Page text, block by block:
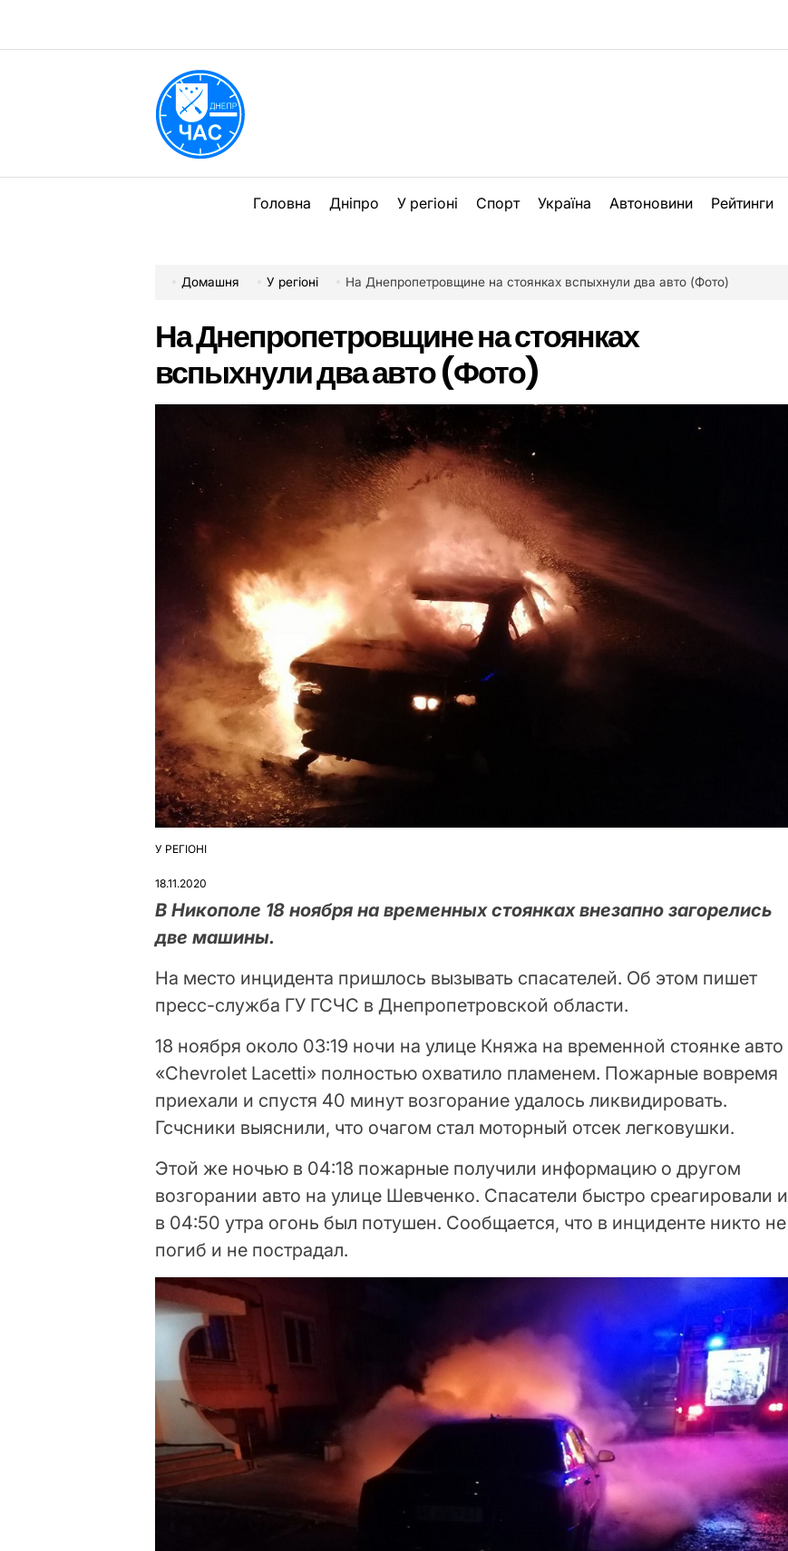
вмісту
Головна Дніпро У регіоні Спорт Україна Автоновини Рейтинги
Домашня У регіоні На Днепропетровщине на стоянках вспыхнули два авто (Фото)
На Днепропетровщине на стоянках
вспыхнули два авто (Фото)
ОПУБЛІКУВАТИ
У РЕГІОНІ
18.11.2020
В Никополе 18 ноября на временных стоянках внезапно загорелись
две машины.
На место инцидента пришлось вызывать спасателей. Об этом пишет
пресс-служба ГУ ГСЧС в Днепропетровской области.
18 ноября около 03:19 ночи на улице Княжа на временной стоянке авто
«Chevrolet Lacetti» полностью охватило пламенем. Пожарные вовремя
приехали и спустя 40 минут возгорание удалось ликвидировать.
Гсчсники выяснили, что очагом стал моторный отсек легковушки.
Этой же ночью в 04:18 пожарные получили информацию о другом
возгорании авто на улице Шевченко. Спасатели быстро среагировали и
в 04:50 утра огонь был потушен. Сообщается, что в инциденте никто не
погиб и не пострадал.